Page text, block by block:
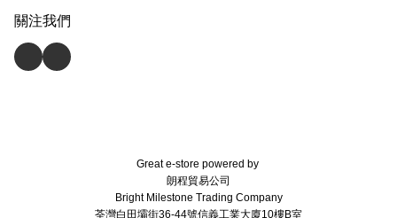
關注我們
Great e-store powered by
朗程貿易公司
Bright Milestone Trading Company
荃灣白田壩街36-44號信義工業大廈10樓B室